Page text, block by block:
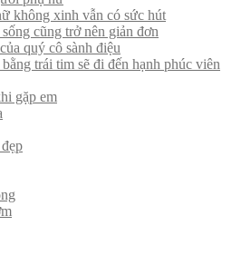
không xinh vẫn có sức hút
cũng trở nên giản đơn
quý cô sành điệu
trái tim sẽ đi đến hạnh phúc viên
gặp em